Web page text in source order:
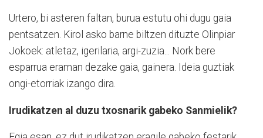
Urtero, bi asteren faltan, burua estutu ohi dugu gaia
pentsatzen. Kirol asko barne biltzen dituzte Olinpiar
Jokoek: atletaz, igerilaria, argi-zuzia... Nork bere
esparrua eraman dezake gaia, gainera. Ideia guztiak
ongi-etorriak izango dira.
Irudikatzen al duzu txosnarik gabeko Sanmielik?